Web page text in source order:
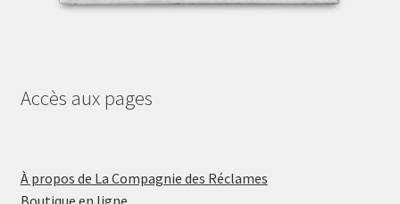
Accès aux pages
À propos de La Compagnie des Réclames
Boutique en ligne